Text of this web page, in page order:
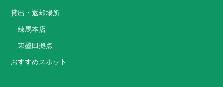
貸出・返却場所
練馬本店
東墨田拠点
おすすめスポット